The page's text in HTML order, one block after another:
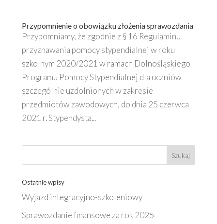
Przypomnienie o obowiązku złożenia sprawozdania
Przypomniamy, że zgodnie z § 16 Regulaminu
przyznawania pomocy stypendialnej w roku
szkolnym 2020/2021 w ramach Dolnośląskiego
Programu Pomocy Stypendialnej dla uczniów
szczególnie uzdolnionych w zakresie
przedmiotów zawodowych, do dnia 25 czerwca
2021 r. Stypendysta...
Ostatnie wpisy
Wyjazd integracyjno-szkoleniowy
Sprawozdanie finansowe za rok 2025